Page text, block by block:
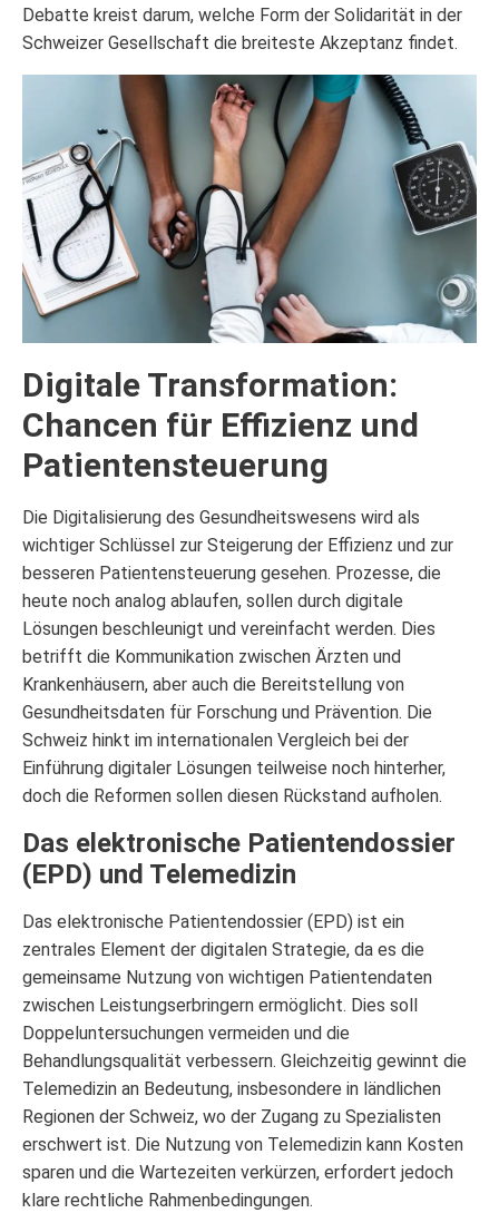
Debatte kreist darum, welche Form der Solidarität in der
Schweizer Gesellschaft die breiteste Akzeptanz findet.
Digitale Transformation:
Chancen für Effizienz und
Patientensteuerung
Die Digitalisierung des Gesundheitswesens wird als
wichtiger Schlüssel zur Steigerung der Effizienz und zur
besseren Patientensteuerung gesehen. Prozesse, die
heute noch analog ablaufen, sollen durch digitale
Lösungen beschleunigt und vereinfacht werden. Dies
betrifft die Kommunikation zwischen Ärzten und
Krankenhäusern, aber auch die Bereitstellung von
Gesundheitsdaten für Forschung und Prävention. Die
Schweiz hinkt im internationalen Vergleich bei der
Einführung digitaler Lösungen teilweise noch hinterher,
doch die Reformen sollen diesen Rückstand aufholen.
Das elektronische Patientendossier
(EPD) und Telemedizin
Das elektronische Patientendossier (EPD) ist ein
zentrales Element der digitalen Strategie, da es die
gemeinsame Nutzung von wichtigen Patientendaten
zwischen Leistungserbringern ermöglicht. Dies soll
Doppeluntersuchungen vermeiden und die
Behandlungsqualität verbessern. Gleichzeitig gewinnt die
Telemedizin an Bedeutung, insbesondere in ländlichen
Regionen der Schweiz, wo der Zugang zu Spezialisten
erschwert ist. Die Nutzung von Telemedizin kann Kosten
sparen und die Wartezeiten verkürzen, erfordert jedoch
klare rechtliche Rahmenbedingungen.